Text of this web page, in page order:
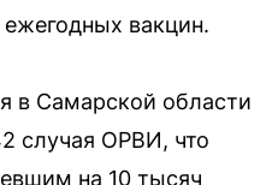
вакцин.
в Самарской области
случая ОРВИ, что
на 10 тысяч